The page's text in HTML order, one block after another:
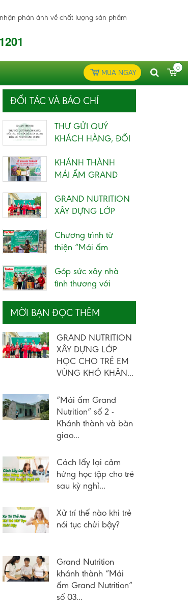
phản ánh về chất lượng sản phẩm
0
MUA NGAY
ĐỐI TÁC VÀ BÁO CHÍ
THƯ GỬI QUÝ
KHÁCH HÀNG, ĐỐI
LIÊN QUAN...
KHÁNH THÀNH
MÁI ẤM GRAND
THÔNG ĐIỆP...
GRAND NUTRITION
XÂY DỰNG LỚP
VÙNG KHÓ
KHĂN...
Chương trình từ
thiện “Mái ấm
Góp sức xây nhà
tình thương với
MỜI BẠN ĐỌC THÊM
GRAND NUTRITION
XÂY DỰNG LỚP
HỌC CHO TRẺ EM
VÙNG KHÓ KHĂN...
“Mái ấm Grand
Nutrition” số 2 -
Khánh thành và bàn
giao...
Cách lấy lại cảm
hứng học tập cho trẻ
sau kỳ nghỉ...
Xử trí thế nào khi trẻ
nói tục chửi bậy?
Grand Nutrition
khánh thành “Mái
ấm Grand Nutrition”
số 03...